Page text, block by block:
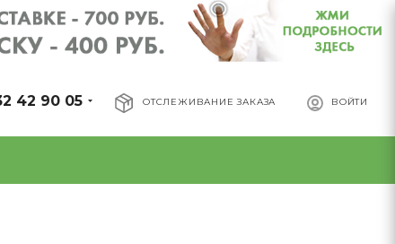
ОТСЛЕЖИВАНИЕ ЗАКАЗА ВОЙТИ
42 90 05